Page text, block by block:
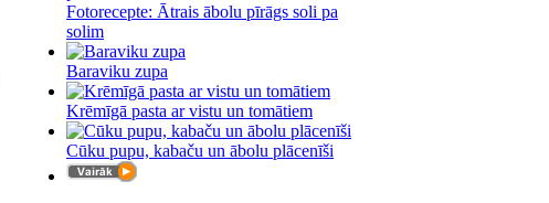
Fotorecepte: Ātrais ābolu pīrāgs soli pa
solim
Baraviku zupa
Krēmīgā pasta ar vistu un tomātiem
Cūku pupu, kabaču un ābolu plācenīši